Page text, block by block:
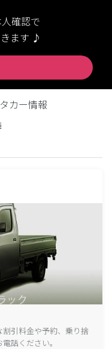
確認で
ます ♪
カー情報
割引料金や予約、乗り捨
話ください。